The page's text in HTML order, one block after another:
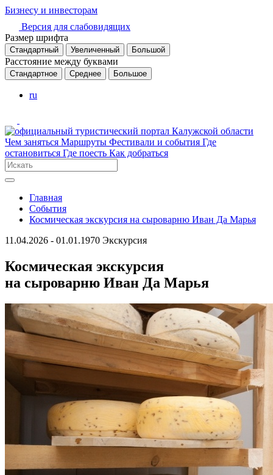
Бизнесу и инвесторам
Версия для слабовидящих
Размер шрифта
Стандартный Увеличенный Большой
Расстояние между буквами
Стандартное Среднее Большое
ru
Чем заняться Маршруты Фестивали и события Где
остановиться Где поесть Как добраться
Главная
События
Космическая экскурсия на сыроварню Иван Да Марья
11.04.2026 - 01.01.1970 Экскурсия
Космическая экскурсия
на сыроварню Иван Да Марья